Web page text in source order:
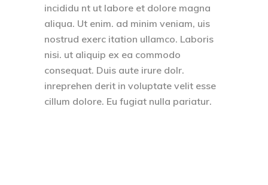
incididu nt ut labore et dolore magna
aliqua. Ut enim. ad minim veniam, uis
nostrud exerc itation ullamco. Laboris
nisi. ut aliquip ex ea commodo
consequat. Duis aute irure dolr.
inreprehen derit in voluptate velit esse
cillum dolore. Eu fugiat nulla pariatur.